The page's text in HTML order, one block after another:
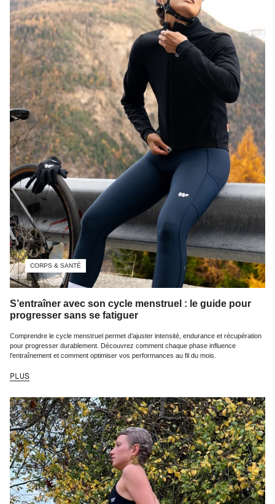
CORPS & SANTÉ
S’entraîner avec son cycle menstruel : le guide pour
progresser sans se fatiguer
Comprendre le cycle menstruel permet d’ajuster intensité, endurance et récupération
pour progresser durablement. Découvrez comment chaque phase influence
l’entraînement et comment optimiser vos performances au fil du mois.
PLUS